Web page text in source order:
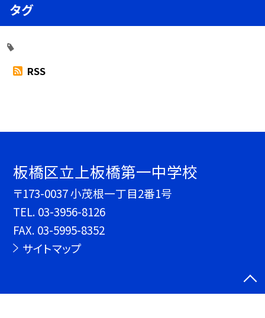
タグ
RSS
板橋区立上板橋第一中学校
〒173-0037 小茂根一丁目2番1号
TEL. 03-3956-8126
FAX. 03-5995-8352
サイトマップ